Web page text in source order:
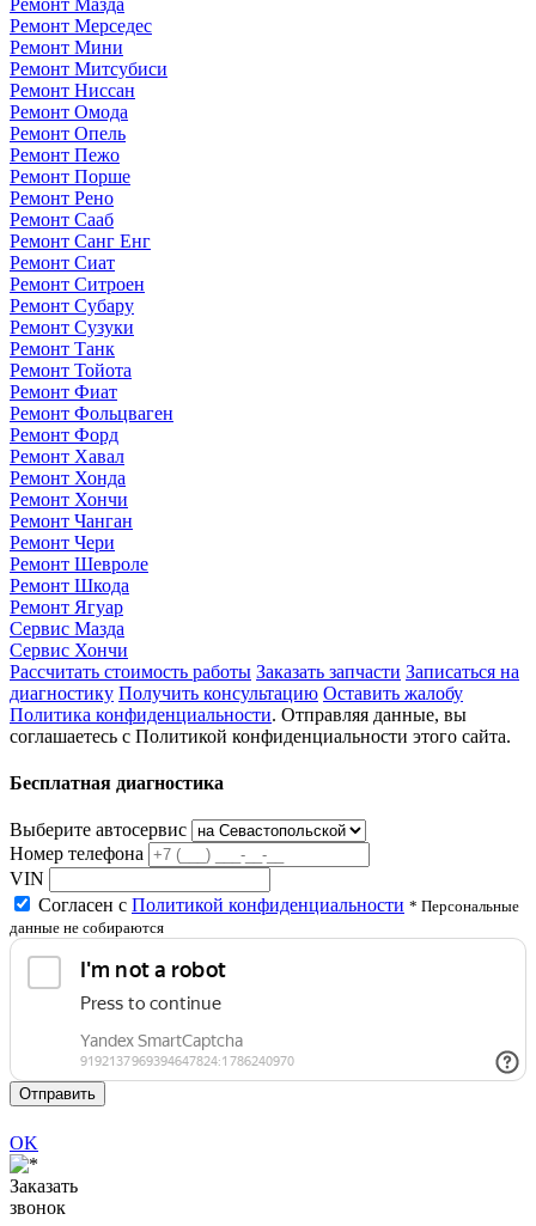
Ремонт Мазда
Ремонт Мерседес
Ремонт Мини
Ремонт Митсубиси
Ремонт Ниссан
Ремонт Омода
Ремонт Опель
Ремонт Пежо
Ремонт Порше
Ремонт Рено
Ремонт Сааб
Ремонт Санг Енг
Ремонт Сиат
Ремонт Ситроен
Ремонт Субару
Ремонт Сузуки
Ремонт Танк
Ремонт Тойота
Ремонт Фиат
Ремонт Фольцваген
Ремонт Форд
Ремонт Хавал
Ремонт Хонда
Ремонт Хончи
Ремонт Чанган
Ремонт Чери
Ремонт Шевроле
Ремонт Шкода
Ремонт Ягуар
Сервис Мазда
Сервис Хончи
Рассчитать стоимость работы Заказать запчасти Записаться на
диагностику Получить консультацию Оставить жалобу
Политика конфиденциальности. Отправляя данные, вы
соглашаетесь с Политикой конфиденциальности этого сайта.
Бесплатная диагностика
Выберите автосервис
Номер телефона
VIN
Согласен с Политикой конфиденциальности * Персональные
данные не собираются
Отправить
OK
Заказать
звонок